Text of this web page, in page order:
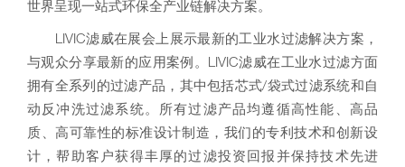
世界呈现一站式环保全产业链解决方案。
LIVIC滤威在展会上展示最新的工业水过滤解决方案，
与观众分享最新的应用案例。LIVIC滤威在工业水过滤方面
拥有全系列的过滤产品，其中包括芯式/袋式过滤系统和自
动反冲洗过滤系统。所有过滤产品均遵循高性能、高品
质、高可靠性的标准设计制造，我们的专利技术和创新设
计，帮助客户获得丰厚的过滤投资回报并保持技术先进